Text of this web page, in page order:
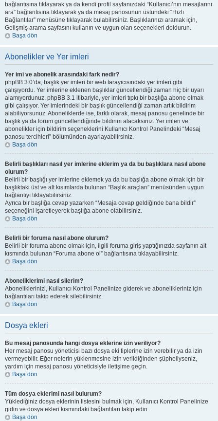
bağlantısına tıklayarak ya da kendi profil sayfanızdaki “Kullanıcı’nın mesajlarını
ara” bağlantısına tıklayarak ya da mesaj panosunun üstündeki “Hızlı
Bağlantılar” menüsüne tıklayarak bulabilirsiniz. Başlıklarınızı aramak için,
Gelişmiş arama sayfasını kullanın ve uygun olan seçenekleri doldurun.
Başa dön
Abonelikler ve Yer imleri
Yer imi ve abonelik arasındaki fark nedir?
phpBB 3.0’da, başlık yer imleri bir web tarayıcısındaki yer imleri gibi
çalışıyordu. Yer imlerine eklenen başlıklar güncellendiği zaman hiç bir uyarı
alamıyordunuz. phpBB 3.1 itibariyle, yer imleri tıpkı bir başlığa abone olmak
gibi çalışıyor. Yer imlerindeki bir başlık güncellendiği zaman artık bildirim
alabiliyorsunuz. Aboneliklerde ise, farklı olarak, mesaj panosu genelinde bir
başlık ya da forum güncellendiğinde bildirim alacaksınız. Yer imleri ve
abonelikler için bildirim seçeneklerini Kullanıcı Kontrol Panelindeki “Mesaj
panosu tercihleri” bölümünden ayarlayabilirsiniz.
Başa dön
Belirli başlıkları nasıl yer imlerine eklerim ya da bu başlıklara nasıl abone
olurum?
Belirli bir başlığı yer imlerine eklemek ya da bu başlığa abone olmak için bir
başlıktaki üst ve alt kısımlarda bulunan “Başlık araçları” menüsünden uygun
bağlantıyı tıklayabilirsiniz.
Ayrıca bir başlığa cevap yazarken “Mesaja cevap geldiğinde bana bildir”
seçeneğini işaretleyerek başlığa abone olabilirsiniz.
Başa dön
Belirli bir foruma nasıl abone olurum?
Belirli bir foruma abone olmak için, ilgili foruma giriş yaptığınızda sayfanın alt
kısmında bulunan “Foruma abone ol” bağlantısına tıklayabilirsiniz.
Başa dön
Aboneliklerimi nasıl silerim?
Aboneliklerinizi, Kullanıcı Kontrol Panelinize giderek ve abonelikleriniz için
bağlantıları takip ederek silebilirsiniz.
Başa dön
Dosya ekleri
Bu mesaj panosunda hangi dosya eklerine izin veriliyor?
Her mesaj panosu yöneticisi bazı dosya eki tiplerine izin verebilir ya da izin
vermeyebilir. Eğer nelerin yüklenmesine izin verildiğinden şüpheliyseniz,
yardım için mesaj panosu yöneticisiyle iletişime geçin.
Başa dön
Tüm dosya eklerimi nasıl bulurum?
Yüklediğiniz dosya eklerinin listesini bulmak için, Kullanıcı Kontrol Panelinize
gidin ve dosya ekleri kısmındaki bağlantıları takip edin.
Başa dön